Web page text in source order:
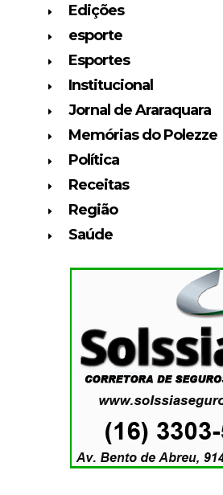
Edições
esporte
Esportes
Institucional
Jornal de Araraquara
Memórias do Polezze
Política
Receitas
Região
Saúde